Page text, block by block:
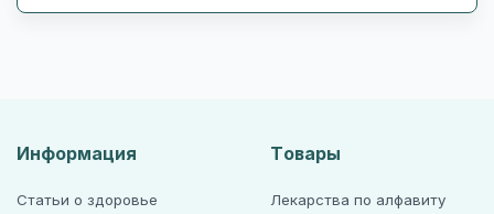
Информация
Статьи о здоровье
Товары
Лекарства по алфавиту